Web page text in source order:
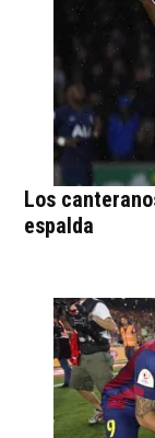
Los
espalda